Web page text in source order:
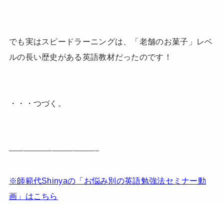
でも実はスピードラーニングは、「老舗のお菓子」レベ
ルの長い歴史がある英語教材だったのです！
・・・つづく。
————————————–
※師範代Shinyaの「お悩み別の英語勉強法セミナー動
画」はこちら